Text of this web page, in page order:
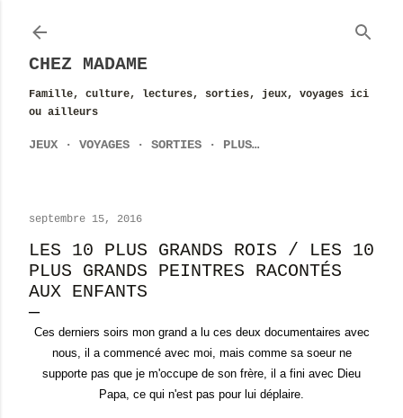
CHEZ MADAME
Famille, culture, lectures, sorties, jeux, voyages ici
ou ailleurs
JEUX VOYAGES SORTIES PLUS…
septembre 15, 2016
LES 10 PLUS GRANDS ROIS / LES 10
PLUS GRANDS PEINTRES RACONTÉS
AUX ENFANTS
Ces derniers soirs mon grand a lu ces deux documentaires avec
nous, il a commencé avec moi, mais comme sa soeur ne
supporte pas que je m'occupe de son frère, il a fini avec Dieu
Papa, ce qui n'est pas pour lui déplaire.